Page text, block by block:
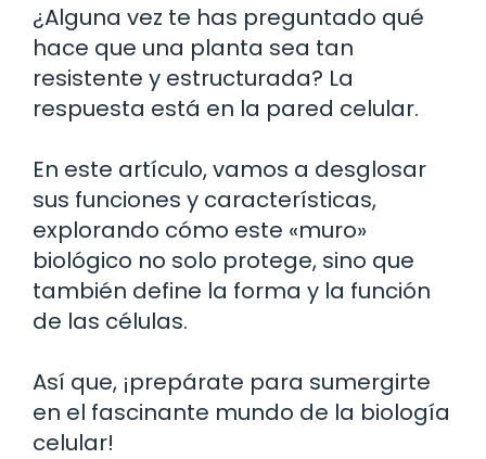
¿Alguna vez te has preguntado qué
hace que una planta sea tan
resistente y estructurada? La
respuesta está en la pared celular.
En este artículo, vamos a desglosar
sus funciones y características,
explorando cómo este «muro»
biológico no solo protege, sino que
también define la forma y la función
de las células.
Así que, ¡prepárate para sumergirte
en el fascinante mundo de la biología
celular!